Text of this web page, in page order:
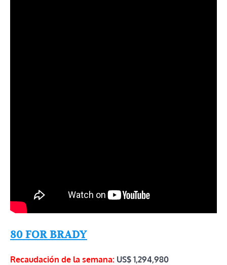
80 FOR BRADY
Recaudación de la semana: US$ 1,294,980